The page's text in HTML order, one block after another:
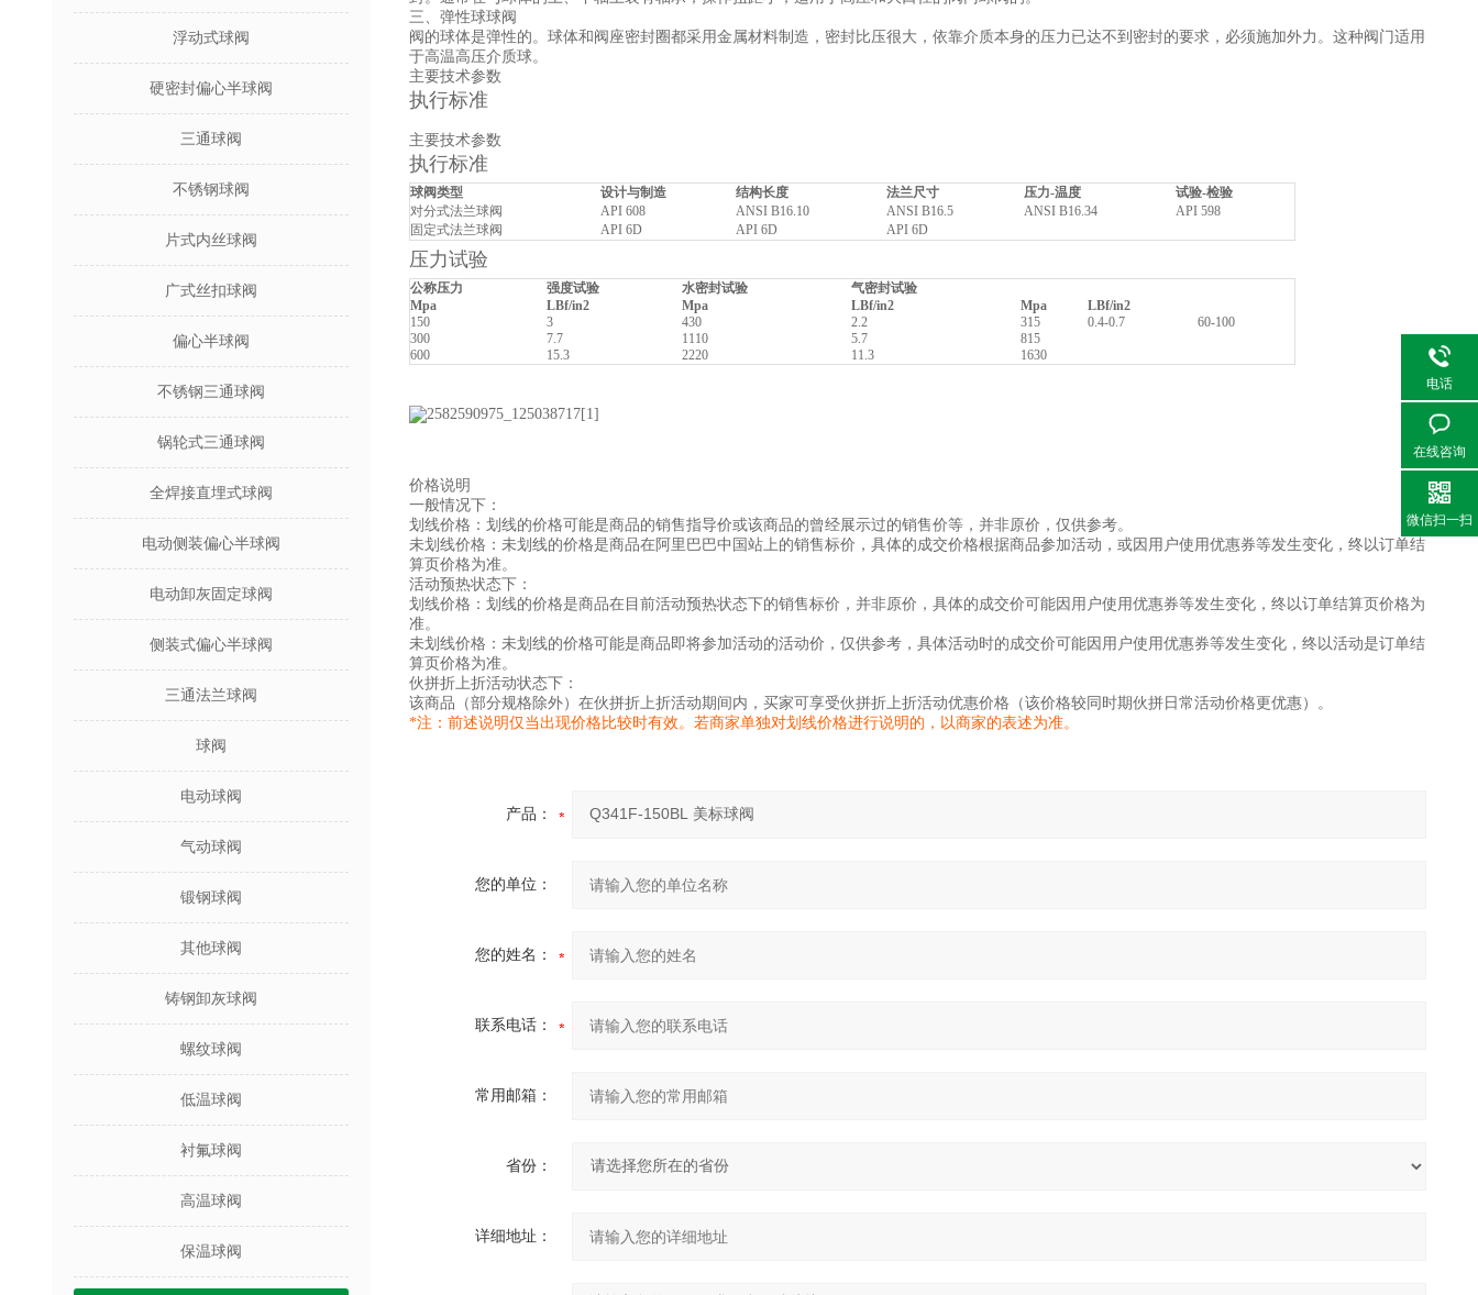
浮动式球阀
硬密封偏心半球阀
三通球阀
不锈钢球阀
片式内丝球阀
广式丝扣球阀
偏心半球阀
不锈钢三通球阀
锅轮式三通球阀
全焊接直埋式球阀
电动侧装偏心半球阀
电动卸灰固定球阀
侧装式偏心半球阀
三通法兰球阀
球阀
电动球阀
气动球阀
锻钢球阀
其他球阀
铸钢卸灰球阀
螺纹球阀
低温球阀
衬氟球阀
高温球阀
保温球阀
三、弹性球球阀
阀的球体是弹性的。球体和阀座密封圈都采用金属材料制造，密封比压很大，依靠介质本身的压力已达不到密封的要求，必须施加外力。这种阀门适用
于高温高压介质球。
主要技术参数
执行标准
主要技术参数
执行标准
球阀类型 设计与制造 结构长度 法兰尺寸 压力-温度
试验-检验
对分式法兰球阀
API 608 ANSI B16.10 ANSI B16.5 ANSI B16.34
API 598
固定式法兰球阀
API 6D API 6D API 6D
压力试验
公称压力 强度试验 水密封试验
气密封试验
Mpa
LBf/in2 Mpa LBf/in2 Mpa
LBf/in2
150
3 430 2.2 315 0.4-0.7
60-100
300
7.7 1110 5.7
815
600
15.3 2220 11.3 1630
价格说明
一般情况下：
划线价格：划线的价格可能是商品的销售指导价或该商品的曾经展示过的销售价等，并非原价，仅供参考。
未划线价格：未划线的价格是商品在阿里巴巴中国站上的销售标价，具体的成交价格根据商品参加活动，或因用户使用优惠券等发生变化，终以订单结
算页价格为准。
活动预热状态下：
划线价格：划线的价格是商品在目前活动预热状态下的销售标价，并非原价，具体的成交价可能因用户使用优惠券等发生变化，终以订单结算页价格为
准。
未划线价格：未划线的价格可能是商品即将参加活动的活动价，仅供参考，具体活动时的成交价可能因用户使用优惠券等发生变化，终以活动是订单结
算页价格为准。
伙拼折上折活动状态下：
该商品（部分规格除外）在伙拼折上折活动期间内，买家可享受伙拼折上折活动优惠价格（该价格较同时期伙拼日常活动价格更优惠）。
*注：前述说明仅当出现价格比较时有效。若商家单独对划线价格进行说明的，以商家的表述为准。
产品：
您的单位：
您的姓名：
联系电话：
常用邮箱：
省份：
详细地址：
电话
在线咨询
微信扫一扫